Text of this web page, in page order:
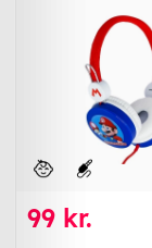
99 kr.